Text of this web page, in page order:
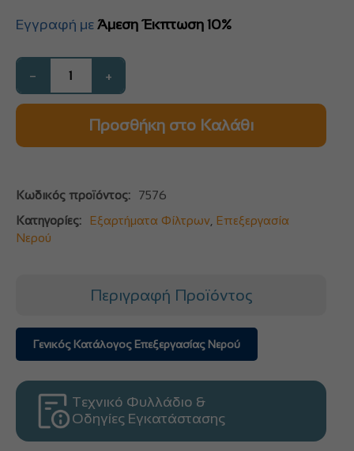
Εγγραφή με Άμεση Έκπτωση 10%
− +
Προσθήκη στο Καλάθι
Κωδικός προϊόντος:
7576
Κατηγορίες:
Εξαρτήματα Φίλτρων Επεξεργασία
Νερού
Περιγραφή Προϊόντος
Γενικός Κατάλογος Επεξεργασίας Νερού
Τεχνικό Φυλλάδιο &
Οδηγίες Εγκατάστασης